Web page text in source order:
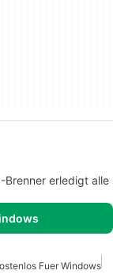
Brenner erledigt alle
Fuer Windows